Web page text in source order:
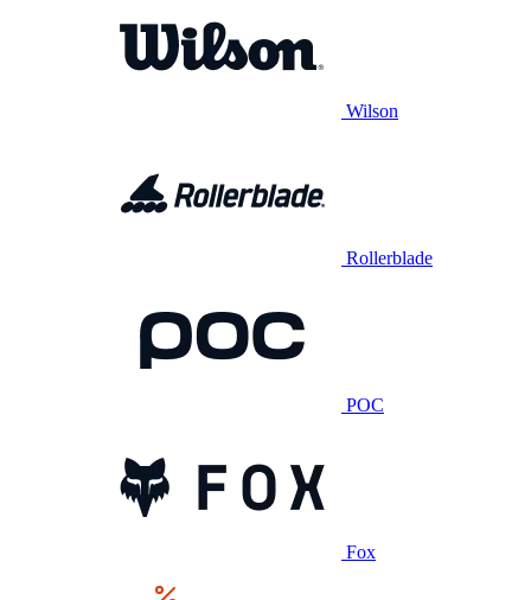
Wilson
Rollerblade
POC
Fox